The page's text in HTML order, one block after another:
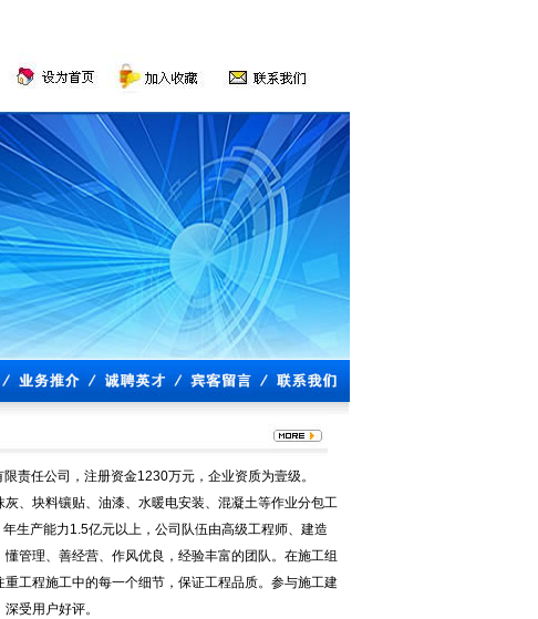
责任公司，注册资金1230万元，企业资质为壹级。
、块料镶贴、油漆、水暖电安装、混凝土等作业分包工
生产能力1.5亿元以上，公司队伍由高级工程师、建造
管理、善经营、作风优良，经验丰富的团队。在施工组
工程施工中的每一个细节，保证工程品质。参与施工建
受用户好评。